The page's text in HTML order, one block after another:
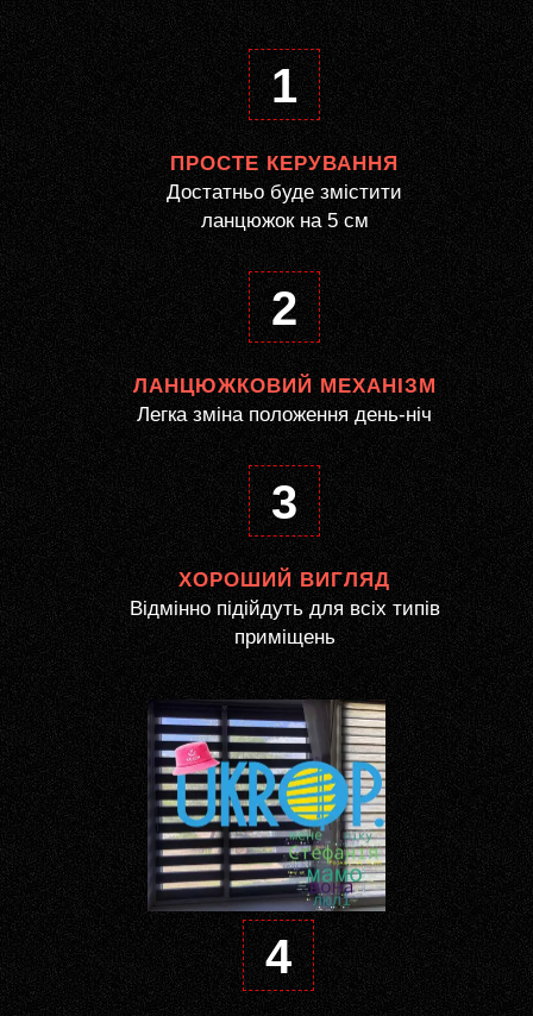
1
ПРОСТЕ КЕРУВАННЯ
Достатньо буде змістити
ланцюжок на 5 см
2
ЛАНЦЮЖКОВИЙ МЕХАНІЗМ
Легка зміна положення день-ніч
3
ХОРОШИЙ ВИГЛЯД
Відмінно підійдуть для всіх типів
приміщень
4